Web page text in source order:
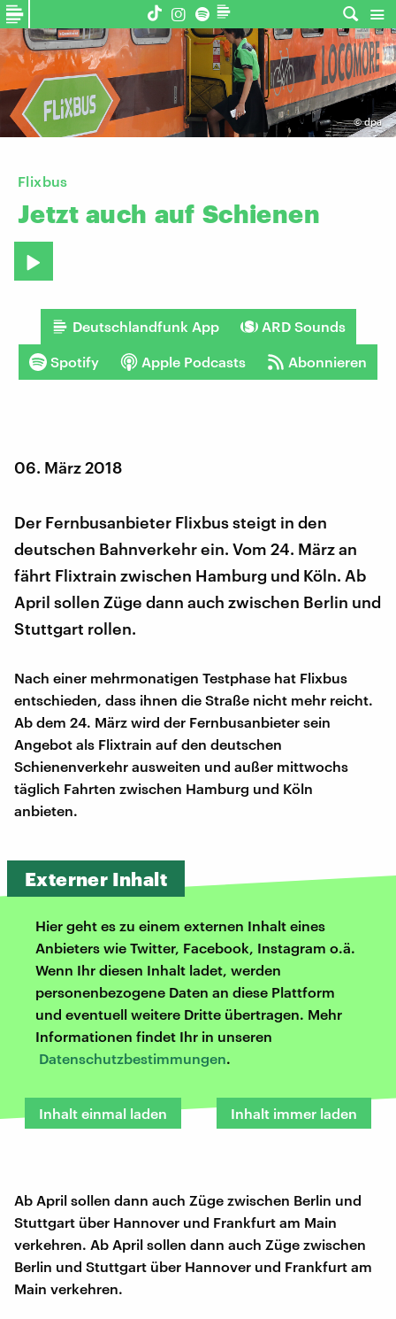
©dpa
Flixbus
Jetzt auch auf Schienen
Deutschlandfunk App ARD Sounds
Spotify Apple Podcasts Abonnieren
06. März 2018
Der Fernbusanbieter Flixbus steigt in den
deutschen Bahnverkehr ein. Vom 24. März an
fährt Flixtrain zwischen Hamburg und Köln. Ab
April sollen Züge dann auch zwischen Berlin und
Stuttgart rollen.
Nach einer mehrmonatigen Testphase hat Flixbus
entschieden, dass ihnen die Straße nicht mehr reicht.
Ab dem 24. März wird der Fernbusanbieter sein
Angebot als Flixtrain auf den deutschen
Schienenverkehr ausweiten und außer mittwochs
täglich Fahrten zwischen Hamburg und Köln
anbieten.
Externer Inhalt
Hier geht es zu einem externen Inhalt eines
Anbieters wie Twitter, Facebook, Instagram o.ä.
Wenn Ihr diesen Inhalt ladet, werden
personenbezogene Daten an diese Plattform
und eventuell weitere Dritte übertragen. Mehr
Informationen findet Ihr in unseren
Datenschutzbestimmungen.
Inhalt einmal laden Inhalt immer laden
Ab April sollen dann auch Züge zwischen Berlin und
Stuttgart über Hannover und Frankfurt am Main
verkehren. Ab April sollen dann auch Züge zwischen
Berlin und Stuttgart über Hannover und Frankfurt am
Main verkehren.